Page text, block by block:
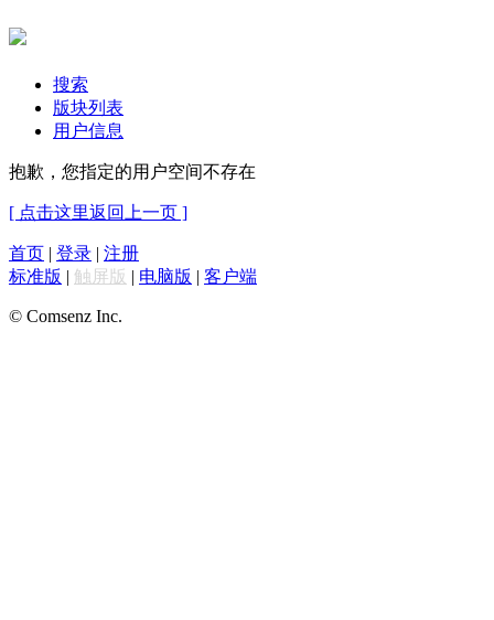
搜索
版块列表
用户信息
抱歉，您指定的用户空间不存在
[ 点击这里返回上一页 ]
首页 | 登录 | 注册
标准版 | 触屏版 | 电脑版 | 客户端
© Comsenz Inc.